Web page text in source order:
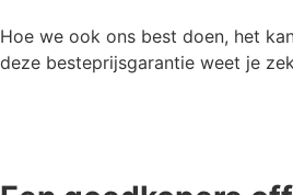
Hoe we ook ons best doen, het
deze besteprijsgarantie weet je